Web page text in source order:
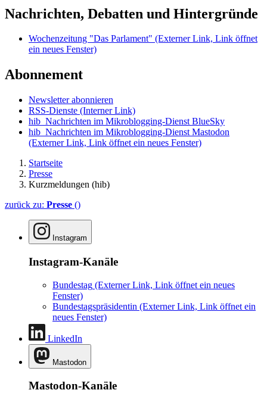
Nachrichten, Debatten und Hintergründe
Wochenzeitung "Das Parlament" (Externer Link, Link öffnet
ein neues Fenster)
Abonnement
Newsletter abonnieren
RSS-Dienste (Interner Link)
hib_Nachrichten im Mikroblogging-Dienst BlueSky
hib_Nachrichten im Mikroblogging-Dienst Mastodon
(Externer Link, Link öffnet ein neues Fenster)
Startseite
Presse
Kurzmeldungen (hib)
zurück zu: Presse ()
Instagram
Instagram-Kanäle
Bundestag (Externer Link, Link öffnet ein neues
Fenster)
Bundestagspräsidentin (Externer Link, Link öffnet ein
neues Fenster)
LinkedIn
Mastodon
Mastodon-Kanäle